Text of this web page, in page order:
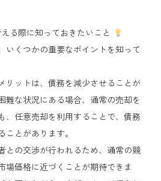
る際に知っておきたいこと
いくつかの重要なポイントを知って
リットは、債務を減少させることが
難な状況にある場合、通常の売却を
、任意売却を利用することで、債務
とがあります。
との交渉が行われるため、通常の競
場価格に近づくことが期待できま